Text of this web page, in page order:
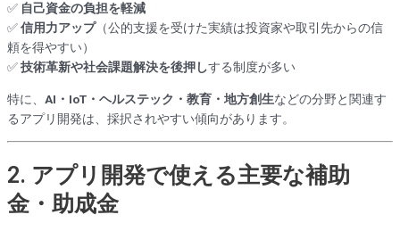
✅ 自己資金の負担を軽減
✅信用力アップ（公的支援を受けた実績は投資家や取引先からの信
頼を得やすい）
✅技術革新や社会課題解決を後押しする制度が多い
特に、 AI・IoT・ヘルステック・教育・地方創生などの分野と関連す
るアプリ開発は、採択されやすい傾向があります。
2. アプリ開発で使える主要な補助
金・助成金